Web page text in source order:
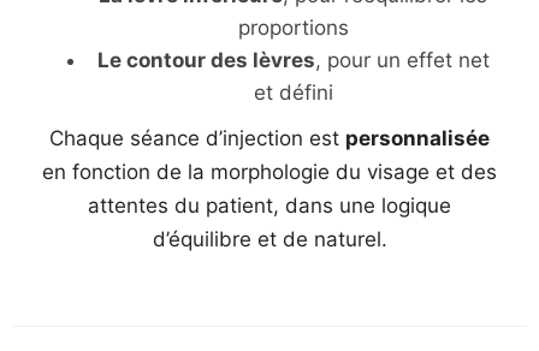
proportions
Le contour des lèvres, pour un effet net
et défini
Chaque séance d’injection est personnalisée
en fonction de la morphologie du visage et des
attentes du patient, dans une logique
d’équilibre et de naturel.